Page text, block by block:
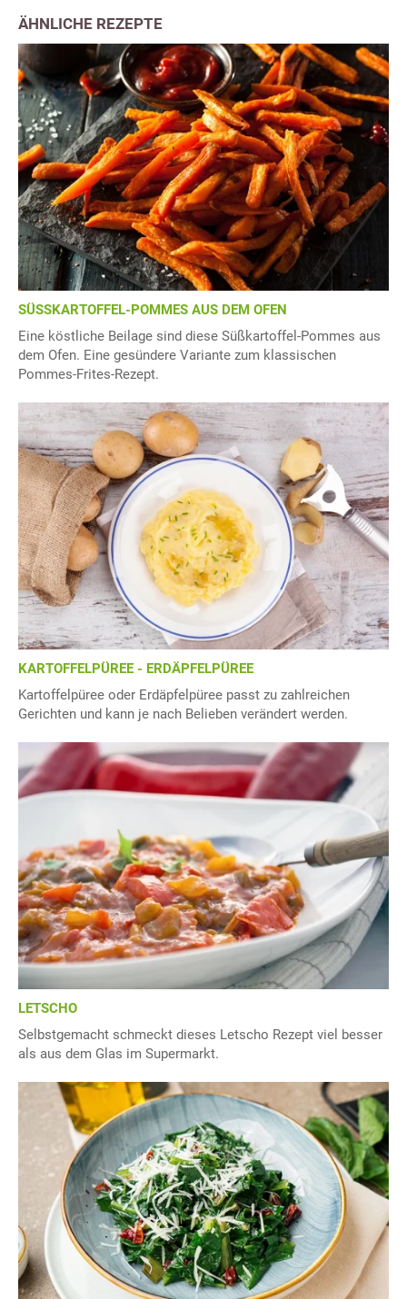
ÄHNLICHE REZEPTE
SÜSSKARTOFFEL-POMMES AUS DEM OFEN
Eine köstliche Beilage sind diese Süßkartoffel-Pommes aus
dem Ofen. Eine gesündere Variante zum klassischen
Pommes-Frites-Rezept.
KARTOFFELPÜREE - ERDÄPFELPÜREE
Kartoffelpüree oder Erdäpfelpüree passt zu zahlreichen
Gerichten und kann je nach Belieben verändert werden.
LETSCHO
Selbstgemacht schmeckt dieses Letscho Rezept viel besser
als aus dem Glas im Supermarkt.